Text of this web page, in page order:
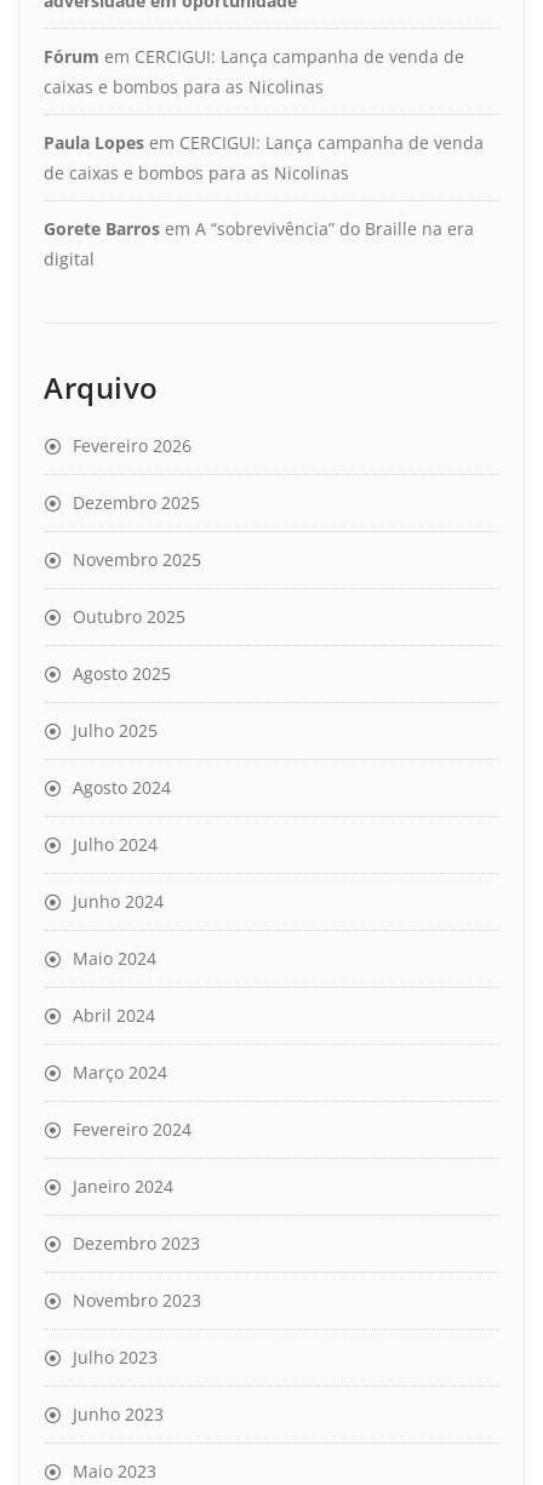
Fórum em CERCIGUI: Lança campanha de venda de
caixas e bombos para as Nicolinas
Paula Lopes em CERCIGUI: Lança campanha de venda
de caixas e bombos para as Nicolinas
Gorete Barros em A “sobrevivência” do Braille na era
digital
Arquivo
Fevereiro 2026
Dezembro 2025
Novembro 2025
Outubro 2025
Agosto 2025
Julho 2025
Agosto 2024
Julho 2024
Junho 2024
Maio 2024
Abril 2024
Março 2024
Fevereiro 2024
Janeiro 2024
Dezembro 2023
Novembro 2023
Julho 2023
Junho 2023
Maio 2023